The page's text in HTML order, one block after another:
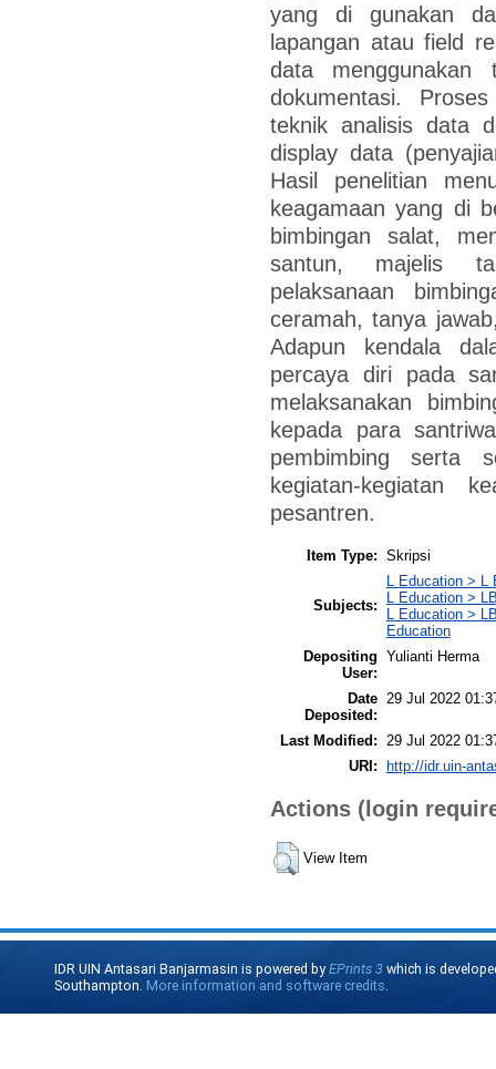
yang di gunakan
lapangan atau field
data menggunakan
dokumentasi.
teknik analisis data
display data
Hasil penelitian
keagamaan yang di
bimbingan salat,
santun, majelis
pelaksanaan
ceramah, tanya
Adapun kendala
percaya diri pada
melaksanakan
kepada para
pembimbing serta
kegiatan-kegiatan
pesantren.
Item Type: Skripsi
Subjects:
L Education > L
L Education >
L Education >
Education
Depositing
User:
Yulianti Herma
Date
Deposited:
29 Jul 2022
Last Modified:
29 Jul 2022
URI: http://idr.uin-
Actions (login
View Item
IDR UIN Antasari Banjarmasin is powered byEPrints 3 which is
Southampton. More information and software credits.